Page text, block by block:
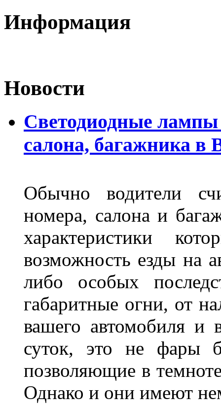
Информация
Новости
Светодиодные лампы
салона, багажника в
Обычно водители
номера, салона и
характеристики
возможность езды на
либо особых
габаритные огни, от
вашего автомобиля и
суток, это не фары
позволяющие в
Однако и они имеют